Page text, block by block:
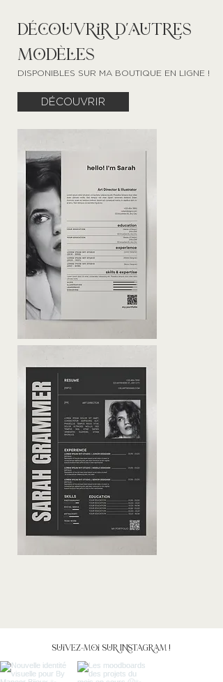
découvrir d'autres
modèles
DISPONIBLES SUR MA BOUTIQUE EN LIGNE !
DÉCOUVRIR
Suivez-moi sur Instagram !